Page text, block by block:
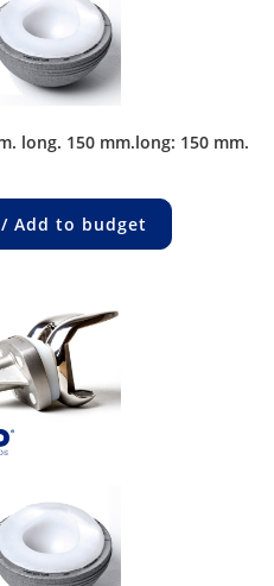
long. 150 mm.long: 150 mm.
Add to budget